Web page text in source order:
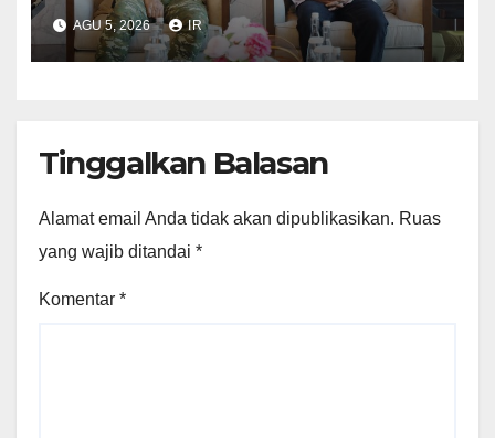
Sebelum Bertolak ke Lingga
AGU 5, 2026 IR
Tinggalkan Balasan
Alamat email Anda tidak akan dipublikasikan. Ruas
yang wajib ditandai *
Komentar *